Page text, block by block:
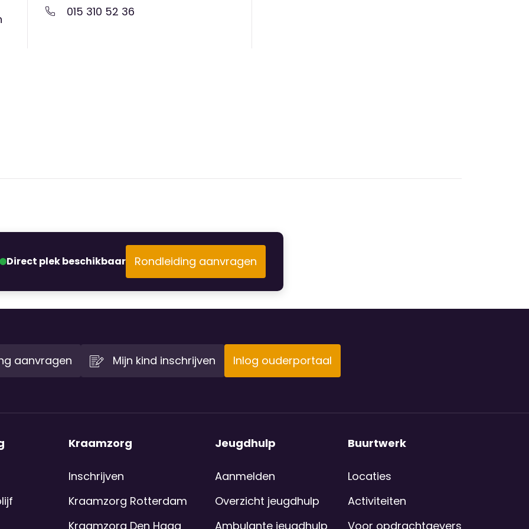
fotograaf langs op ons
We werken samen met
eigen buitenschoolse opvang.
naar school en de BSO erg
Om de peuters zo goed mogelijk
we een peuterplus. Met extra
met vertrouwen in groep 1 te
015 310 52 36
Direct plek beschikbaar Rondleiding aanvragen
aanvragen Mijn kind inschrijven Inlog ouderportaal
Kraamzorg
Inschrijven
Kraamzorg Rotterdam
Kraamzorg Den Haag
Jeugdhulp
Aanmelden
Overzicht jeugdhulp
Ambulante jeugdhulp
Buurtwerk
Locaties
Activiteiten
Voor opdrachtgevers